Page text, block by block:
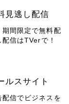
見逃し配信
期間限定で無料配
信はTVerで！
ルスサイト
配信でビジネスを